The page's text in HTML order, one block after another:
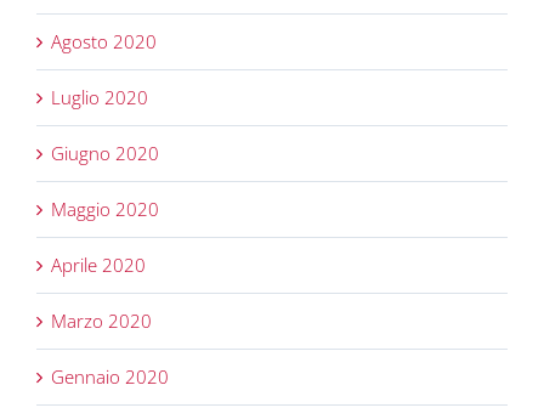
Agosto 2020
Luglio 2020
Giugno 2020
Maggio 2020
Aprile 2020
Marzo 2020
Gennaio 2020